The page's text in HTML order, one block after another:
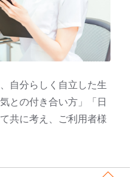
自分らしく自立した生
との付き合い方」「日
共に考え、ご利用者様